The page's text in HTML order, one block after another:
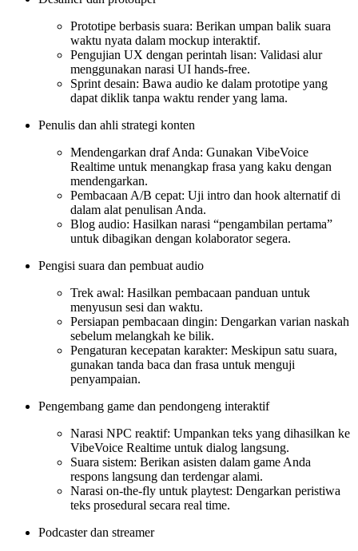
Prototipe berbasis suara: Berikan umpan balik suara
waktu nyata dalam mockup interaktif.
Pengujian UX dengan perintah lisan: Validasi alur
menggunakan narasi UI hands-free.
Sprint desain: Bawa audio ke dalam prototipe yang
dapat diklik tanpa waktu render yang lama.
Penulis dan ahli strategi konten
Mendengarkan draf Anda: Gunakan VibeVoice
Realtime untuk menangkap frasa yang kaku dengan
mendengarkan.
Pembacaan A/B cepat: Uji intro dan hook alternatif di
dalam alat penulisan Anda.
Blog audio: Hasilkan narasi “pengambilan pertama”
untuk dibagikan dengan kolaborator segera.
Pengisi suara dan pembuat audio
Trek awal: Hasilkan pembacaan panduan untuk
menyusun sesi dan waktu.
Persiapan pembacaan dingin: Dengarkan varian naskah
sebelum melangkah ke bilik.
Pengaturan kecepatan karakter: Meskipun satu suara,
gunakan tanda baca dan frasa untuk menguji
penyampaian.
Pengembang game dan pendongeng interaktif
Narasi NPC reaktif: Umpankan teks yang dihasilkan ke
VibeVoice Realtime untuk dialog langsung.
Suara sistem: Berikan asisten dalam game Anda
respons langsung dan terdengar alami.
Narasi on-the-fly untuk playtest: Dengarkan peristiwa
teks prosedural secara real time.
Podcaster dan streamer